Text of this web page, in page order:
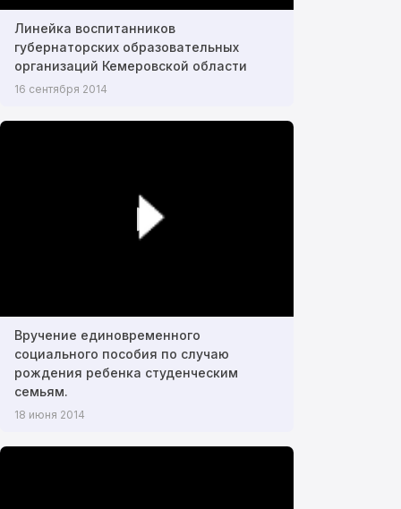
Линейка воспитанников
губернаторских образовательных
организаций Кемеровской области
16 сентября 2014
Вручение единовременного
социального пособия по случаю
рождения ребенка студенческим
семьям.
18 июня 2014